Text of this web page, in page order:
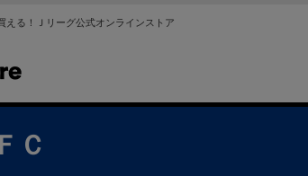
える！Ｊリーグ公式オンラインストア
Ｃ